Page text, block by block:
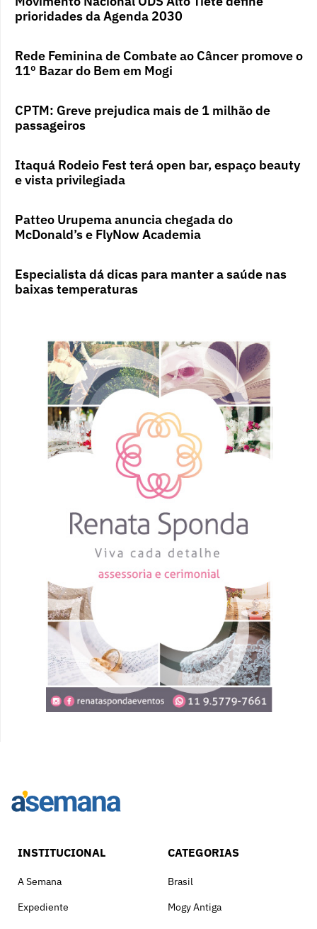
prioridades da Agenda 2030
Rede Feminina de Combate ao Câncer promove o
11º Bazar do Bem em Mogi
CPTM: Greve prejudica mais de 1 milhão de
passageiros
Itaquá Rodeio Fest terá open bar, espaço beauty
e vista privilegiada
Patteo Urupema anuncia chegada do
McDonald’s e FlyNow Academia
Especialista dá dicas para manter a saúde nas
baixas temperaturas
INSTITUCIONAL
A Semana
Expediente
CATEGORIAS
Brasil
Mogy Antiga